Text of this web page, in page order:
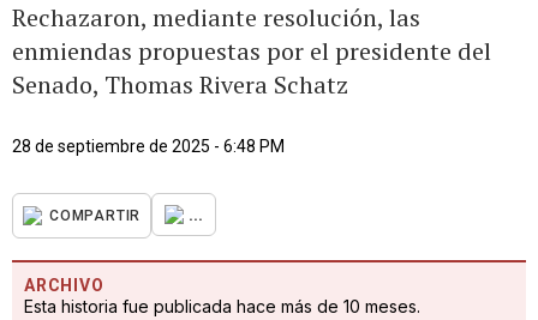
Rechazaron, mediante resolución, las
enmiendas propuestas por el presidente del
Senado, Thomas Rivera Schatz
28 de septiembre de 2025 - 6:48 PM
COMPARTIR ...
ARCHIVO
Esta historia fue publicada hace más de 10 meses.